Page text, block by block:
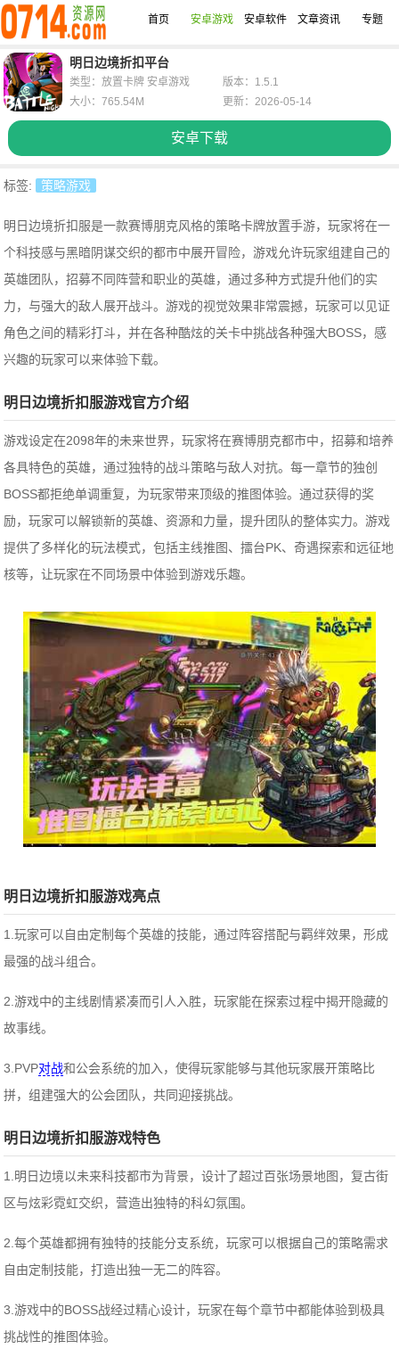
首页 安卓游戏 安卓软件 文章资讯 专题
明日边境折扣平台
安卓下载
类型：放置卡牌 安卓游戏
版本：1.5.1
大小：765.54M
更新：2026-05-14
标签: 策略游戏
明日边境折扣服是一款赛博朋克风格的策略卡牌放置手游，玩家将在一
个科技感与黑暗阴谋交织的都市中展开冒险，游戏允许玩家组建自己的
英雄团队，招募不同阵营和职业的英雄，通过多种方式提升他们的实
力，与强大的敌人展开战斗。游戏的视觉效果非常震撼，玩家可以见证
角色之间的精彩打斗，并在各种酷炫的关卡中挑战各种强大BOSS，感
兴趣的玩家可以来体验下载。
明日边境折扣服游戏官方介绍
游戏设定在2098年的未来世界，玩家将在赛博朋克都市中，招募和培养
各具特色的英雄，通过独特的战斗策略与敌人对抗。每一章节的独创
BOSS都拒绝单调重复，为玩家带来顶级的推图体验。通过获得的奖
励，玩家可以解锁新的英雄、资源和力量，提升团队的整体实力。游戏
提供了多样化的玩法模式，包括主线推图、擂台PK、奇遇探索和远征地
核等，让玩家在不同场景中体验到游戏乐趣。
明日边境折扣服游戏亮点
1.玩家可以自由定制每个英雄的技能，通过阵容搭配与羁绊效果，形成
最强的战斗组合。
2.游戏中的主线剧情紧凑而引人入胜，玩家能在探索过程中揭开隐藏的
故事线。
3.PVP对战和公会系统的加入，使得玩家能够与其他玩家展开策略比
拼，组建强大的公会团队，共同迎接挑战。
明日边境折扣服游戏特色
1.明日边境以未来科技都市为背景，设计了超过百张场景地图，复古街
区与炫彩霓虹交织，营造出独特的科幻氛围。
2.每个英雄都拥有独特的技能分支系统，玩家可以根据自己的策略需求
自由定制技能，打造出独一无二的阵容。
3.游戏中的BOSS战经过精心设计，玩家在每个章节中都能体验到极具
挑战性的推图体验。